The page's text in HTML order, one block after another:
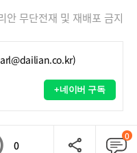
안 무단전재 및 재배포 금지
+네이버 구독
0
0